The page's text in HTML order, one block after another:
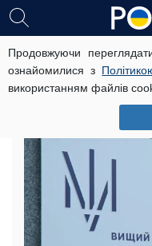
Продовжуючи
ознайомилися з
використанням файлів
Суд поставив
"Роттердам+" -